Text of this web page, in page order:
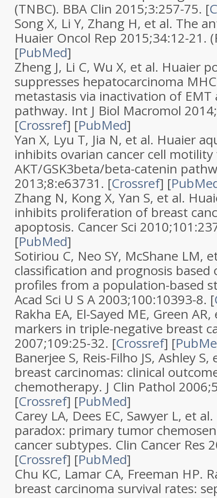
(TNBC). BBA Clin 2015;3:257-75. [
Song X, Li Y, Zhang H, et al. The
Huaier Oncol Rep 2015;34:12-21.
[PubMed]
Zheng J, Li C, Wu X, et al. Huaier
suppresses hepatocarcinoma
metastasis via inactivation of EMT
pathway. Int J Biol Macromol
[Crossref] [PubMed]
Yan X, Lyu T, Jia N, et al. Huaier
inhibits ovarian cancer cell
AKT/GSK3beta/beta-catenin
2013;8:e63731. [Crossref] [
Zhang N, Kong X, Yan S, et al.
inhibits proliferation of breast
apoptosis. Cancer Sci
[PubMed]
Sotiriou C, Neo SY, McShane LM,
classification and prognosis based
profiles from a population-based
Acad Sci U S A 2003;100:10393-8. [
Rakha EA, El-Sayed ME, Green
markers in triple-negative breast
2007;109:25-32. [Crossref] [
Banerjee S, Reis-Filho JS, Ashley
breast carcinomas: clinical
chemotherapy. J Clin Pathol
[Crossref] [PubMed]
Carey LA, Dees EC, Sawyer L, et
paradox: primary tumor
cancer subtypes. Clin Cancer Res
[Crossref] [PubMed]
Chu KC, Lamar CA, Freeman HP.
breast carcinoma survival rates: